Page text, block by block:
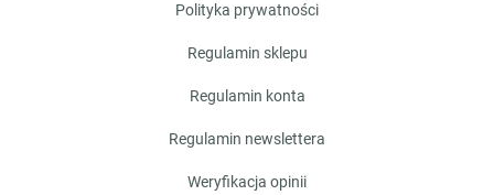
polityka prywatności
regulamin sklepu
regulamin konta
regulamin newslettera
weryfikacja opinii